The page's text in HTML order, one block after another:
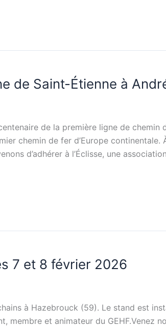
de Saint-Étienne à
de la première ligne de chemin
chemin de fer d’Europe continentale.
d’adhérer à l’Éclisse, une
7 et 8 février 2026
à Hazebrouck (59). Le stand est
membre et animateur du GEHF.Venez